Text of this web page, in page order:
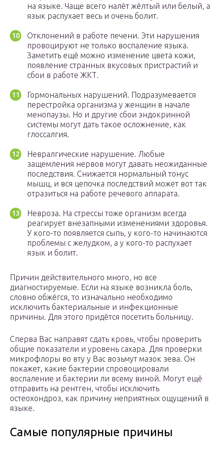
на языке. Чаще всего налёт жёлтый или белый, а
язык распухает весь и очень болит.
Отклонений в работе печени. Эти нарушения
провоцируют не только воспаление языка.
Заметить ещё можно изменение цвета кожи,
появление странных вкусовых пристрастий и
сбои в работе ЖКТ.
Гормональных нарушений. Подразумевается
перестройка организма у женщин в начале
менопаузы. Но и другие сбои эндокринной
системы могут дать такое осложнение, как
глоссалгия.
Невралгические нарушение. Любые
защемления нервов могут давать неожиданные
последствия. Снижается нормальный тонус
мышц, и вся цепочка последствий может вот так
отразиться на работе речевого аппарата.
Невроза. На стрессы тоже организм всегда
реагирует внезапными изменениями здоровья.
У кого-то появляется сыпь, у кого-то начинаются
проблемы с желудком, а у кого-то распухает
язык и болит.
Причин действительного много, но все
диагностируемые. Если на языке возникла боль,
словно обжёгся, то изначально необходимо
исключить бактериальные и инфекционные
причины. Для этого придётся посетить больницу.
Сперва Вас направят сдать кровь, чтобы проверить
общие показатели и уровень сахара. Для проверки
микрофлоры во вту у Вас возьмут мазок зева. Он
покажет, какие бактерии спровоцировали
воспаление и бактерии ли всему виной. Могут ещё
отправить на рентген, чтобы исключить
остеохондроз, как причину неприятных ощущений в
языке.
Самые популярные причины